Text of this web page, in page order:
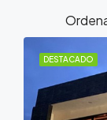
DESTACADO